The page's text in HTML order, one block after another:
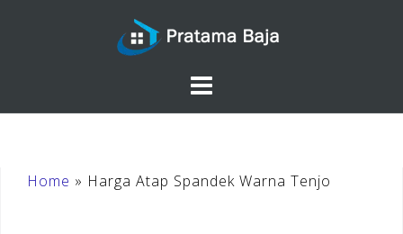
Home » Harga Atap Spandek Warna Tenjo